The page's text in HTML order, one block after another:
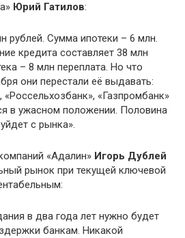
Юрий Гатилов:
рублей. Сумма ипотеки – 6 млн.
кредита составляет 38 млн
– 8 млн переплата. Но что
они перестали её выдавать:
«Россельхозбанк», «Газпромбанк»
в ужасном положении. Половина
с рынка».
«Адалин» Игорь Дублей
рынок при текущей ключевой
в два года лет нужно будет
банкам. Никакой